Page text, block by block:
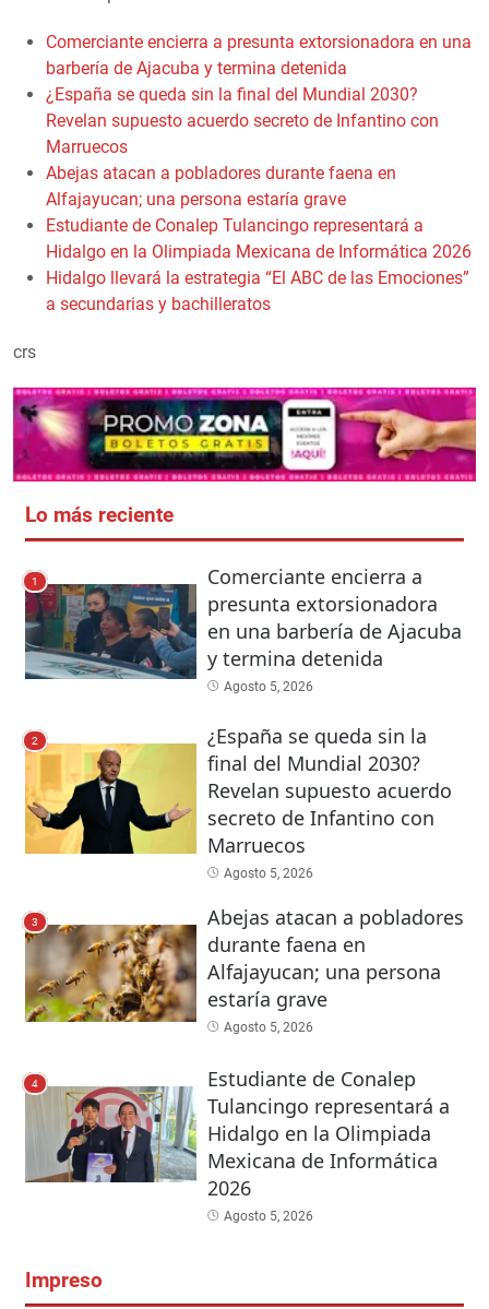
Comerciante encierra a presunta extorsionadora en una
barbería de Ajacuba y termina detenida
¿España se queda sin la final del Mundial 2030?
Revelan supuesto acuerdo secreto de Infantino con
Marruecos
Abejas atacan a pobladores durante faena en
Alfajayucan; una persona estaría grave
Estudiante de Conalep Tulancingo representará a
Hidalgo en la Olimpiada Mexicana de Informática 2026
Hidalgo llevará la estrategia “El ABC de las Emociones”
a secundarias y bachilleratos
crs
Lo más reciente
1
Comerciante encierra a
presunta extorsionadora
en una barbería de Ajacuba
y termina detenida
Agosto 5, 2026
2
¿España se queda sin la
final del Mundial 2030?
Revelan supuesto acuerdo
secreto de Infantino con
Marruecos
Agosto 5, 2026
3
Abejas atacan a pobladores
durante faena en
Alfajayucan; una persona
estaría grave
Agosto 5, 2026
4
Estudiante de Conalep
Tulancingo representará a
Hidalgo en la Olimpiada
Mexicana de Informática
2026
Agosto 5, 2026
Impreso